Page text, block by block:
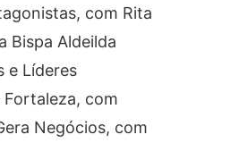
com Rita
Bispa Aldeilda
e Líderes
Fortaleza, com
Negócios, com